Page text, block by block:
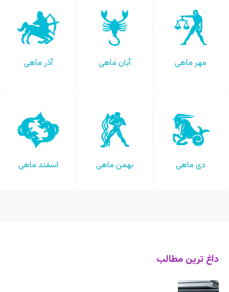
مهر ماهی آبان ماهی آذر ماهی
دی ماهی بهمن ماهی اسفند ماهی
داغ ترین مطالب